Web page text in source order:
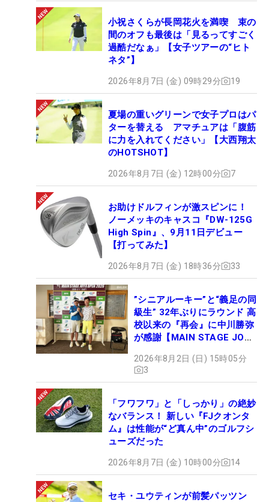
小祝さくらが長岡花火を満喫 束の
間のオフも最後は「見るってすごく
過酷だなぁ」【女子ツアーの“ヒト
ネタ”】
2026年8月7日 (金) 09時29分 19
夏場の重いグリーンで女子プロはパ
ターを替える アマチュアは「腹筋
に力を入れてください」【大西翔太
のHOTSHOT】
2026年8月7日 (金) 12時00分 7
お助けドルフィンが激スピンに！
ノーメッキのキャスコ『DW-125G
High Spin』、9月11日デビュー
【打ってみた】
2026年8月7日 (金) 18時36分 33
”シニアルーキー”と“義足の同
級生” 32年ぶりにラウンド 高
校以来の『再会』に中川勝弥
が感謝【MAIN STAGE JOYX
2026年8月2日 (日) 15時05分
3
「フワフワ」と「しっかり」の絶妙
なバランス！ 新しい『FJクオンタ
ム』は性能が“ど真ん中”のゴルフシ
ューズだった
2026年8月7日 (金) 10時00分 14
セキ・ユウティンが前髪パッツン